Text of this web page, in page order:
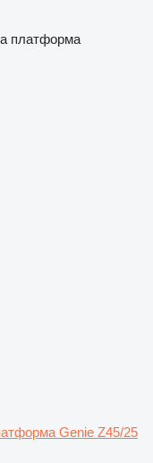
платформа
Genie Z45/25